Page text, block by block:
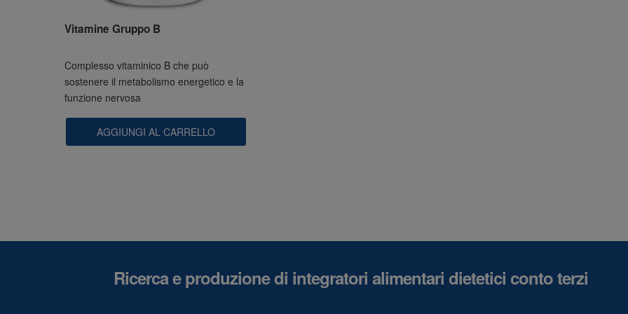
Vitamine Gruppo B
Complesso vitaminico B che può
sostenere il metabolismo energetico e la
funzione nervosa
AGGIUNGI AL CARRELLO
Ricerca e produzione di integratori alimentari dietetici conto terzi